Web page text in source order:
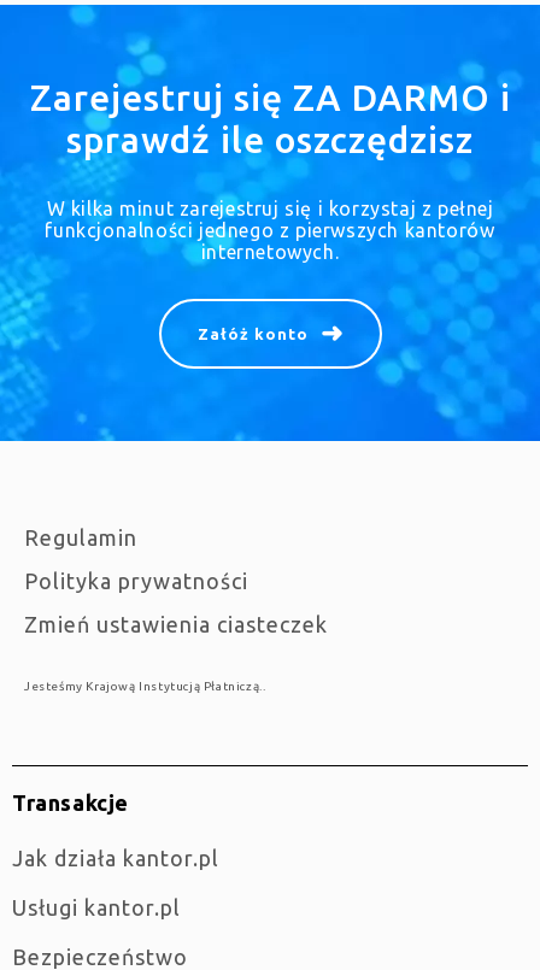
Zarejestruj się ZA DARMO i
sprawdź ile oszczędzisz
W kilka minut zarejestruj się i korzystaj z pełnej
funkcjonalności jednego z pierwszych kantorów
internetowych.
Załóż konto
Regulamin
Polityka prywatności
Zmień ustawienia ciasteczek
Jesteśmy Krajową Instytucją Płatniczą..
Transakcje
jak działa kantor.pl
Usługi kantor.pl
Bezpieczeństwo